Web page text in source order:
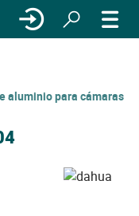
aluminio para cámaras